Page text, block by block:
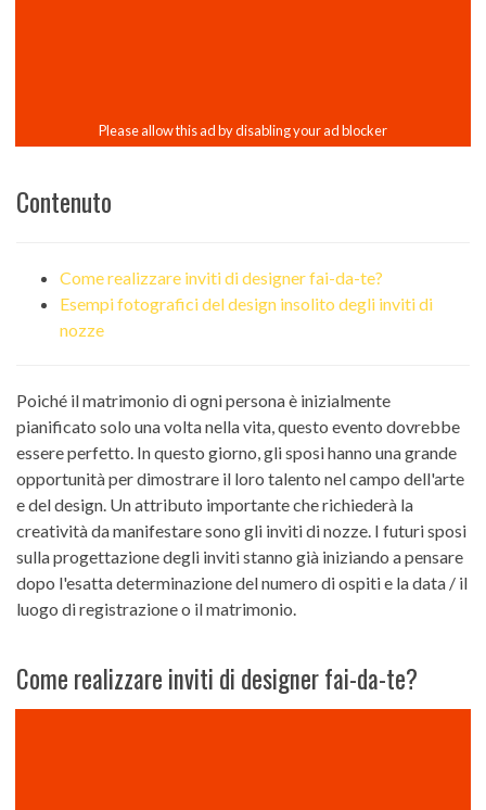
Contenuto
Come realizzare inviti di designer fai-da-te?
Esempi fotografici del design insolito degli inviti di
nozze
Poiché il matrimonio di ogni persona è inizialmente
pianificato solo una volta nella vita, questo evento dovrebbe
essere perfetto. In questo giorno, gli sposi hanno una grande
opportunità per dimostrare il loro talento nel campo dell'arte
e del design. Un attributo importante che richiederà la
creatività da manifestare sono gli inviti di nozze. I futuri sposi
sulla progettazione degli inviti stanno già iniziando a pensare
dopo l'esatta determinazione del numero di ospiti e la data / il
luogo di registrazione o il matrimonio.
Come realizzare inviti di designer fai-da-te?